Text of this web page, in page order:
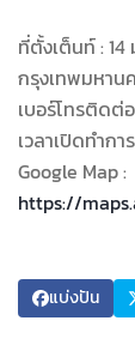
ที่ตั้งเต็นท์ :
กรุงเทพมหาน
เบอร์โทรติดต่
เวลาเปิดทำก
Google Map :
https://
แบ่งปัน